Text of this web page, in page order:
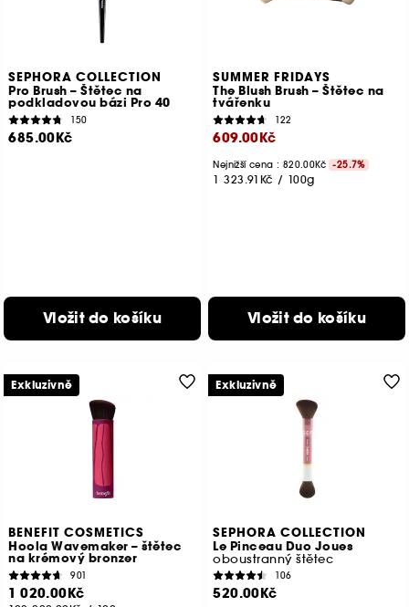
SEPHORA COLLECTION
Pro Brush – Štětec na
podkladovou bázi Pro 40
150
685.00Kč
Vložit do košíku
SUMMER FRIDAYS
The Blush Brush – Štětec na
tvářenku
122
609.00Kč
Nejnižší cena : 820.00Kč -25.7%
1 323.91Kč / 100g
Vložit do košíku
BENEFIT COSMETICS
Hoola Wavemaker – štětec
na krémový bronzer
901
1 020.00Kč
Exkluzivně
SEPHORA COLLECTION
Le Pinceau Duo Joues
oboustranný štětec
106
520.00Kč
Exkluzivně